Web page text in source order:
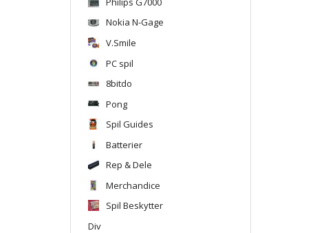
Nokia N-Gage
V.Smile
PC spil
8bitdo
Pong
Spil Guides
Batterier
Rep & Dele
Merchandice
Spil Beskytter
Div